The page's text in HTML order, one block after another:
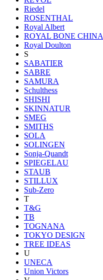
Riedel
ROSENTHAL
Royal Albert
ROYAL BONE CHINA
Royal Doulton
S
SABATIER
SABRE
SAMURA
Schulthess
SHISHI
SKINNATUR
SMEG
SMITHS
SOLA
SOLINGEN
Sonja-Quandt
SPIEGELAU
STAUB
STILLUX
Sub-Zero
T
T&G
TB
TOGNANA
TOKYO DESIGN
TREE IDEAS
U
UNECA
Union Victors